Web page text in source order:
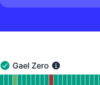
Gael Zero - En
Gael Zero